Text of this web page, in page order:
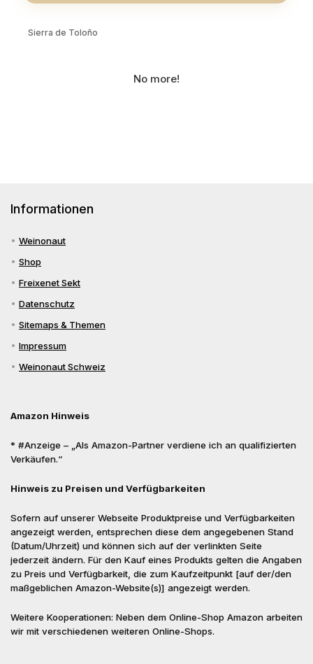
Sierra de Toloño
No more!
Informationen
Weinonaut
Shop
Freixenet Sekt
Datenschutz
Sitemaps & Themen
Impressum
Weinonaut Schweiz
Amazon Hinweis
* #Anzeige – „Als Amazon-Partner verdiene ich an qualifizierten
Verkäufen.“
Hinweis zu Preisen und Verfügbarkeiten
Sofern auf unserer Webseite Produktpreise und Verfügbarkeiten
angezeigt werden, entsprechen diese dem angegebenen Stand
(Datum/Uhrzeit) und können sich auf der verlinkten Seite
jederzeit ändern. Für den Kauf eines Produkts gelten die Angaben
zu Preis und Verfügbarkeit, die zum Kaufzeitpunkt [auf der/den
maßgeblichen Amazon-Website(s)] angezeigt werden.
Weitere Kooperationen: Neben dem Online-Shop Amazon arbeiten
wir mit verschiedenen weiteren Online-Shops.